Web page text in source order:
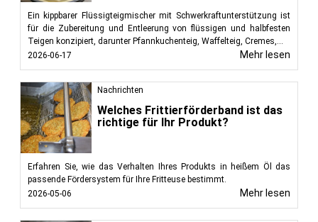
Ein kippbarer Flüssigteigmischer mit Schwerkraftunterstützung ist
für die Zubereitung und Entleerung von flüssigen und halbfesten
Teigen konzipiert, darunter Pfannkuchenteig, Waffelteig, Cremes,...
2026-06-17
Mehr lesen
Nachrichten
Welches Frittierförderband ist das
richtige für Ihr Produkt?
Erfahren Sie, wie das Verhalten Ihres Produkts in heißem Öl das
passende Fördersystem für Ihre Fritteuse bestimmt.
2026-05-06
Mehr lesen